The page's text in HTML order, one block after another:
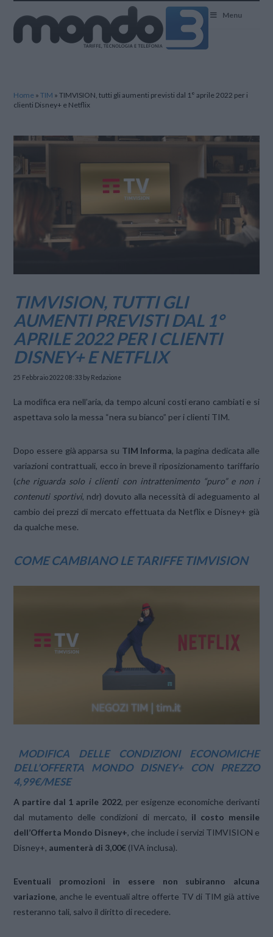
Menu
Home »TIM »TIMVISION, tutti gli aumenti previsti dal 1° aprile 2022 per i
clienti Disney+ e Netflix
TIMVISION, TUTTI GLI
AUMENTI PREVISTI DAL 1°
APRILE 2022 PER I CLIENTI
DISNEY+ E NETFLIX
25 Febbraio 2022 08:33 by Redazione
La modifica era nell’aria, da tempo alcuni costi erano cambiati e si
aspettava solo la messa “nera su bianco” per i clienti TIM.
Dopo essere già apparsa su TIM Informa, la pagina dedicata alle
variazioni contrattuali, ecco in breve il riposizionamento tariffario
(che riguarda solo i clienti con intrattenimento “puro” e non i
contenuti sportivi, ndr) dovuto alla necessità di adeguamento al
cambio dei prezzi di mercato effettuata da Netflix e Disney+ già
da qualche mese.
COME CAMBIANO LE TARIFFE TIMVISION
MODIFICA DELLE CONDIZIONI ECONOMICHE
DELL’OFFERTA MONDO DISNEY+ CON PREZZO
4,99€/MESE
A partire dal 1 aprile 2022, per esigenze economiche derivanti
dal mutamento delle condizioni di mercato, il costo mensile
dell’Offerta Mondo Disney+, che include i servizi TIMVISION e
Disney+, aumenterà di 3,00€ (IVA inclusa).
Eventuali promozioni in essere non subiranno alcuna
variazione, anche le eventuali altre offerte TV di TIM già attive
resteranno tali, salvo il diritto di recedere.